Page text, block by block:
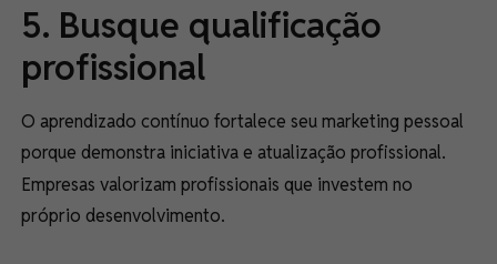
5. Busque qualificação
profissional
O aprendizado contínuo fortalece seu marketing pessoal
porque demonstra iniciativa e atualização profissional.
Empresas valorizam profissionais que investem no
próprio desenvolvimento.